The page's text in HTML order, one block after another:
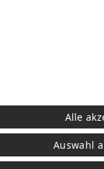
Alle
Auswahl